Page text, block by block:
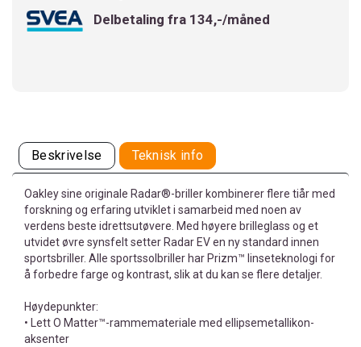
Delbetaling fra 134,-/måned
Beskrivelse Teknisk info
Oakley sine originale Radar®-briller kombinerer flere tiår med
forskning og erfaring utviklet i samarbeid med noen av
verdens beste idrettsutøvere. Med høyere brilleglass og et
utvidet øvre synsfelt setter Radar EV en ny standard innen
sportsbriller. Alle sportssolbriller har Prizm™ linseteknologi for
å forbedre farge og kontrast, slik at du kan se flere detaljer.
Høydepunkter:
• Lett O Matter™-rammemateriale med ellipsemetallikon-
aksenter